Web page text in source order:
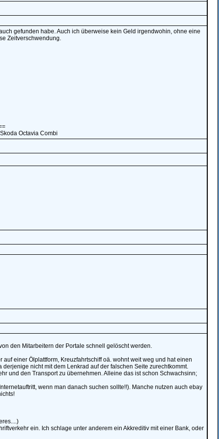
gefunden habe. Auch ich überweise kein Geld irgendwohin, ohne eine
Zeitverschwendung.
Octavia Combi
den Mitarbeitern der Portale schnell gelöscht werden.
einer Ölplattform, Kreuzfahrtschiff oä. wohnt weit weg und hat einen
nicht mit dem Lenkrad auf der falschen Seite zurechtkommt.
und den Transport zu übernehmen. Alleine das ist schon Schwachsinn;
wenn man danach suchen sollte!!). Manche nutzen auch ebay
ein. Ich schlage unter anderem ein Akkreditiv mit einer Bank, oder